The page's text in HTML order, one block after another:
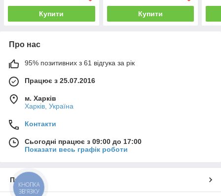
Купити Купити
Про нас
95% позитивних з 61 відгука за рік
Працює з 25.07.2016
м. Харків
Харків, Україна
Контакти
Сьогодні працює з 09:00 до 17:00
Показати весь графік роботи
Про нас
КНОПКА
ЗВ'ЯЗКУ